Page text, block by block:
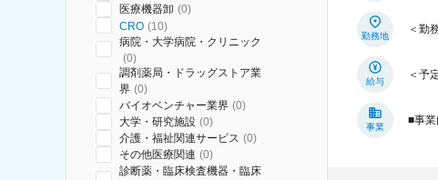
医療機器卸 (0)
CRO (10)
病院・大学病院・クリニック
(0)
調剤薬局・ドラッグストア業
界 (0)
バイオベンチャー業界 (0)
大学・研究施設 (0)
介護・福祉関連サービス (0)
その他医療関連 (0)
診断薬・臨床検査機器・臨床
勤務地
＜勤
給与
＜予
事業
■事業